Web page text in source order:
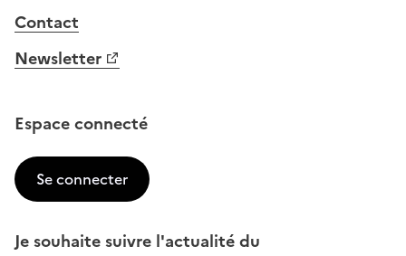
Contact
Newsletter
Espace connecté
Se connecter
Je souhaite suivre l'actualité du